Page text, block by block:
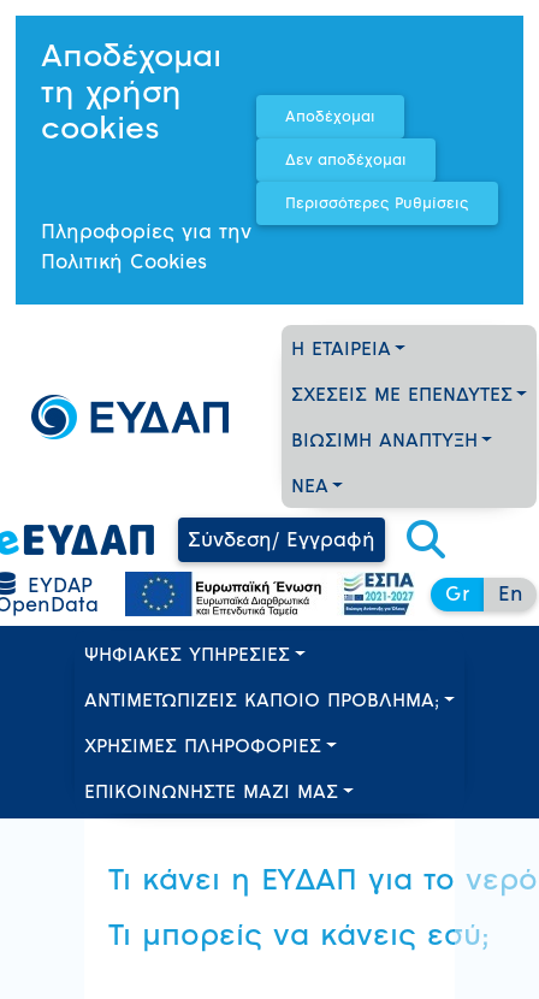
Αποδέχομαι
τη χρήση
cookies
Πληροφορίες για την
Πολιτική Cookies
Η ΕΤΑΙΡΕΙΑ
ΣΧΕΣΕΙΣ ΜΕ ΕΠΕΝΔΥΤΕΣ
ΒΙΩΣΙΜΗ ΑΝΑΠΤΥΞΗ
ΝΕΑ
Σύνδεση/ Εγγραφή
EYDAP
Gr En
ΨΗΦΙΑΚΕΣ ΥΠΗΡΕΣΙΕΣ
ΑΝΤΙΜΕΤΩΠΙΖΕΙΣ ΚΑΠΟΙΟ ΠΡΟΒΛΗΜΑ;
ΧΡΗΣΙΜΕΣ ΠΛΗΡΟΦΟΡΙΕΣ
ΕΠΙΚΟΙΝΩΝΗΣΤΕ ΜΑΖΙ ΜΑΣ
Τι κάνει η ΕΥΔΑΠ για το
Τι μπορείς να κάνεις εσύ;